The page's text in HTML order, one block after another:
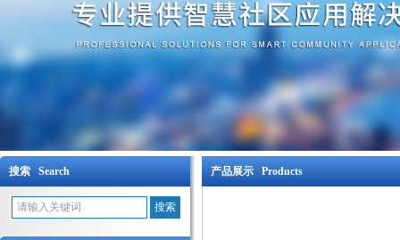
搜索 Search 产品展示 Products